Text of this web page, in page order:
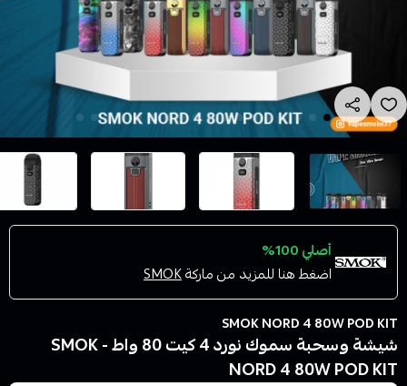
أصلي 100%
اضغط هنا للمزيد من ماركةSMOK
SMOK NORD 4 80W POD KIT
شيشة وسحبة سموك نورد 4 كيت 80 واط - SMOK
NORD 4 80W POD KIT